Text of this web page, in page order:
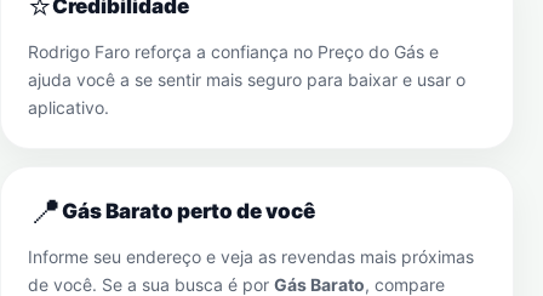
Credibilidade
Rodrigo Faro reforça a confiança no Preço do Gás e
ajuda você a se sentir mais seguro para baixar e usar o
aplicativo.
📍Gás Barato perto de você
Informe seu endereço e veja as revendas mais próximas
de você. Se a sua busca é por Gás Barato, compare